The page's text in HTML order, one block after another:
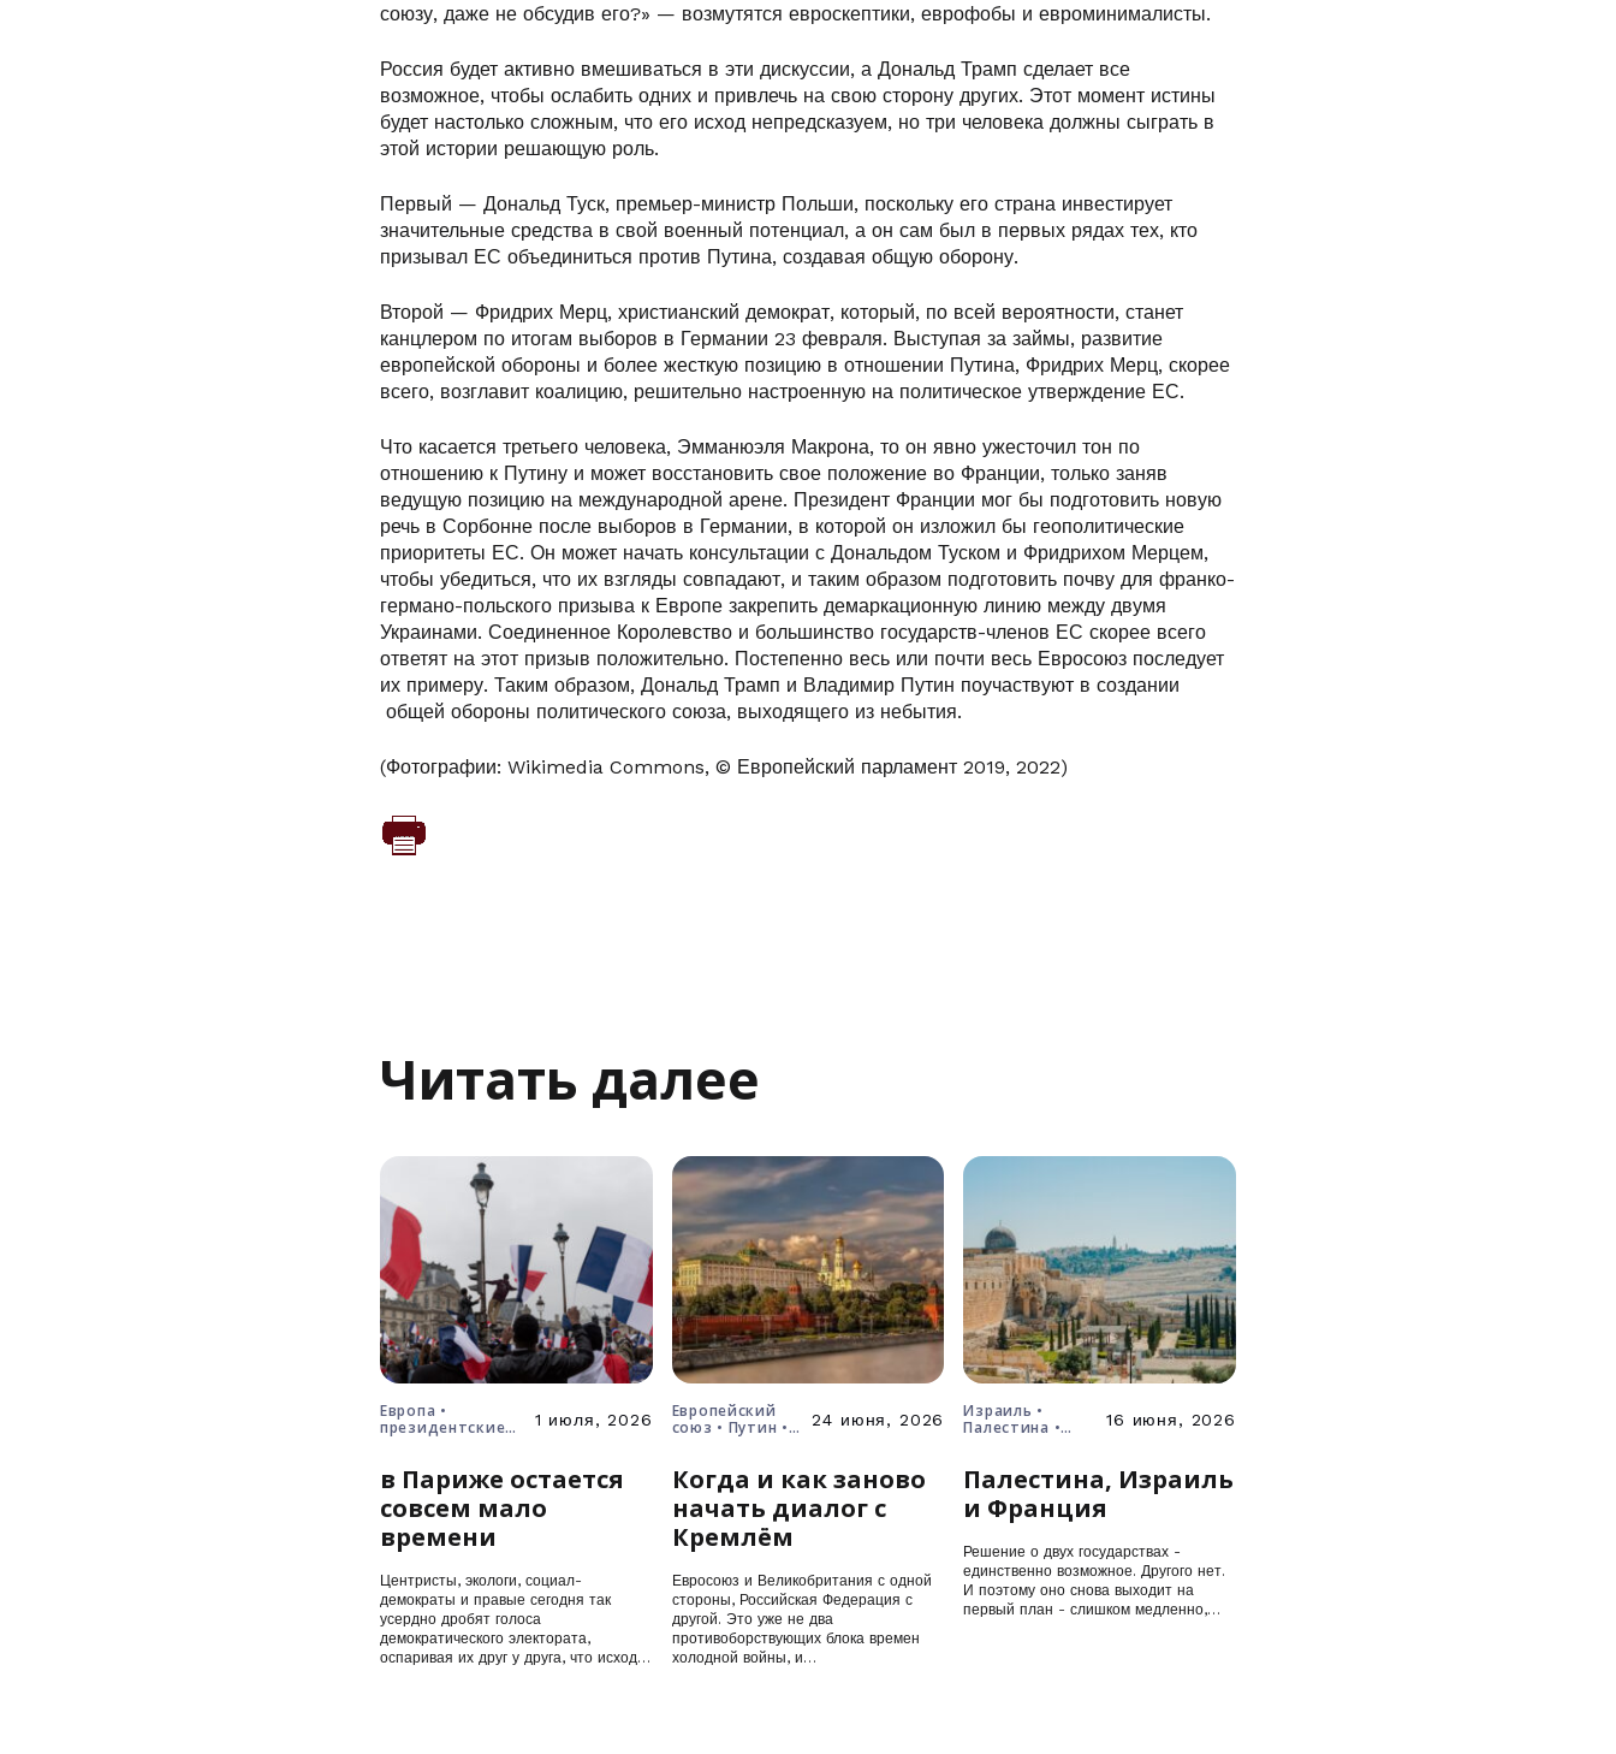
союзу, даже не обсудив его?» — возмутятся евроскептики, еврофобы и евроминималисты.
Россия будет активно вмешиваться в эти дискуссии, а Дональд Трамп сделает все
возможное, чтобы ослабить одних и привлечь на свою сторону других. Этот момент истины
будет настолько сложным, что его исход непредсказуем, но три человека должны сыграть в
этой истории решающую роль.
Первый — Дональд Туск, премьер-министр Польши, поскольку его страна инвестирует
значительные средства в свой военный потенциал, а он сам был в первых рядах тех, кто
призывал ЕС объединиться против Путина, создавая общую оборону.
Второй — Фридрих Мерц, христианский демократ, который, по всей вероятности, станет
канцлером по итогам выборов в Германии 23 февраля. Выступая за займы, развитие
европейской обороны и более жесткую позицию в отношении Путина, Фридрих Мерц, скорее
всего, возглавит коалицию, решительно настроенную на политическое утверждение ЕС.
Что касается третьего человека, Эмманюэля Макрона, то он явно ужесточил тон по
отношению к Путину и может восстановить свое положение во Франции, только заняв
ведущую позицию на международной арене. Президент Франции мог бы подготовить новую
речь в Сорбонне после выборов в Германии, в которой он изложил бы геополитические
приоритеты ЕС. Он может начать консультации с Дональдом Туском и Фридрихом Мерцем,
чтобы убедиться, что их взгляды совпадают, и таким образом подготовить почву для франко-
германо-польского призыва к Европе закрепить демаркационную линию между двумя
Украинами. Соединенное Королевство и большинство государств-членов ЕС скорее всего
ответят на этот призыв положительно. Постепенно весь или почти весь Евросоюз последует
их примеру. Таким образом, Дональд Трамп и Владимир Путин поучаствуют в создании
общей обороны политического союза, выходящего из небытия.
(Фотографии: Wikimedia Commons, © Европейский парламент 2019, 2022)
Читать далее
Европа •
президентские
1 июля, 2026
в Париже остается
совсем мало
времени
Центристы, экологи, социал-
демократы и правые сегодня так
усердно дробят голоса
демократического электората,
оспаривая их друг у друга, что исход
Европейский
союз • Путин •
24 июня, 2026
Когда и как заново
начать диалог с
Кремлём
Евросоюз и Великобритания с одной
стороны, Российская Федерация с
другой. Это уже не два
противоборствующих блока времен
холодной войны, и…
Израиль •
Палестина •
16 июня, 2026
Палестина, Израиль
и Франция
Решение о двух государствах -
единственно возможное. Другого нет.
И поэтому оно снова выходит на
первый план - слишком медленно,…